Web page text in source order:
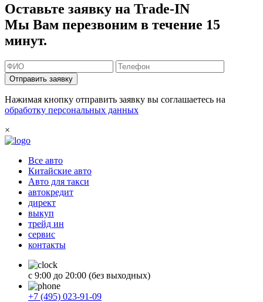
Оставьте заявку на Trade-IN
Мы Вам перезвоним в течение 15
минут.
Отправить заявку
Нажимая кнопку отправить заявку вы соглашаетесь на
обработку персональных данных
×
Все авто
Китайские авто
Авто для такси
автокредит
директ
выкуп
трейд ин
сервис
контакты
с 9:00 до 20:00 (без выходных)
+7 (495) 023-91-09